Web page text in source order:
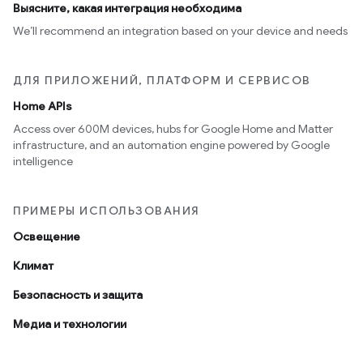
Выясните, какая интеграция необходима
We’ll recommend an integration based on your device and needs
ДЛЯ ПРИЛОЖЕНИЙ, ПЛАТФОРМ И СЕРВИСОВ
Home APIs
Access over 600M devices, hubs for Google Home and Matter
infrastructure, and an automation engine powered by Google
intelligence
ПРИМЕРЫ ИСПОЛЬЗОВАНИЯ
Освещение
Климат
Безопасность и защита
Медиа и технологии